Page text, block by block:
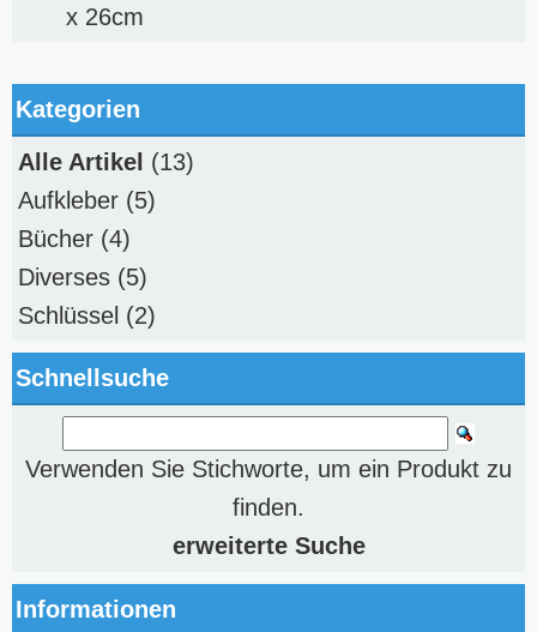
x 26cm
Kategorien
Alle Artikel (13)
Aufkleber (5)
Bücher (4)
Diverses (5)
Schlüssel (2)
Schnellsuche
Verwenden Sie Stichworte, um ein Produkt zu
finden.
erweiterte Suche
Informationen